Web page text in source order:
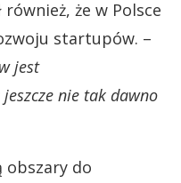
że w Polsce
startupów. –
jest
nie tak dawno
obszary do